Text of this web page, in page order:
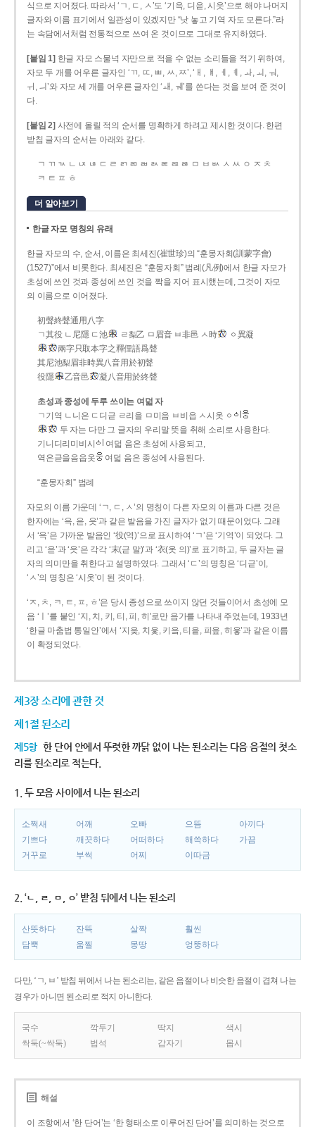
식으로 지어졌다. 따라서 ‘ㄱ, ㄷ, ㅅ’도 ‘기윽, 디읃, 시읏’으로 해야 나머지
글자와 이름 표기에서 일관성이 있겠지만 “낫 놓고 기역 자도 모른다.”라
는 속담에서처럼 전통적으로 쓰여 온 것이므로 그대로 유지하였다.
[붙임 1] 한글 자모 스물넉 자만으로 적을 수 없는 소리들을 적기 위하여,
자모 두 개를 어우른 글자인 ‘ㄲ, ㄸ, ㅃ, ㅆ, ㅉ’, ‘ㅐ, ㅒ, ㅔ, ㅖ, ㅘ, ㅚ, ㅝ,
ㅟ, ㅢ’와 자모 세 개를 어우른 글자인 ‘ㅙ, ㅞ’를 쓴다는 것을 보여 준 것이
다.
[붙임 2] 사전에 올릴 적의 순서를 명확하게 하려고 제시한 것이다. 한편
받침 글자의 순서는 아래와 같다.
ㄱ ㄲ ㄳ ㄴ ㄵ ㄶ ㄷ ㄹ ㄺ ㄻ ㄼ ㄽ ㄾ ㄿ ㅀ ㅁ ㅂ ㅄ ㅅ ㅆ ㅇ ㅈ ㅊ
ㅋ ㅌ ㅍ ㅎ
더 알아보기
한글 자모 명칭의 유래
한글 자모의 수, 순서, 이름은 최세진(崔世珍)의 “훈몽자회(訓蒙字會)
(1527)”에서 비롯한다. 최세진은 “훈몽자회” 범례(凡例)에서 한글 자모가
초성에 쓰인 것과 종성에 쓰인 것을 짝을 지어 표시했는데, 그것이 자모
의 이름으로 이어졌다.
初聲終聲通用八字
ㄱ其役 ㄴ尼隱 ㄷ池
ㄹ梨乙 ㅁ眉音 ㅂ非邑 ㅅ時
ㆁ異凝
兩字只取本字之釋俚語爲聲
其尼池梨眉非時異八音用於初聲
役隱
乙音邑 凝八音用於終聲
초성과 종성에 두루 쓰이는 여덟 자
ㄱ기역 ㄴ니은 ㄷ디귿 ㄹ리을 ㅁ미음 ㅂ비읍 ㅅ시옷 ㆁ
두 자는 다만 그 글자의 우리말 뜻을 취해 소리로 사용한다.
기니디리미비시
여덟 음은 초성에 사용되고,
역은귿을음읍옷
여덟 음은 종성에 사용된다.
“훈몽자회” 범례
자모의 이름 가운데 ‘ㄱ, ㄷ, ㅅ’의 명칭이 다른 자모의 이름과 다른 것은
한자에는 ‘윽, 읃, 읏’과 같은 발음을 가진 글자가 없기 때문이었다. 그래
서 ‘윽’은 가까운 발음인 ‘役(역)’으로 표시하여 ‘ㄱ’은 ‘기역’이 되었다. 그
리고 ‘읃’과 ‘읏’은 각각 ‘末(귿 말)’과 ‘衣(옷 의)’로 표기하고, 두 글자는 글
자의 의미만을 취한다고 설명하였다. 그래서 ‘ㄷ’의 명칭은 ‘디귿’이,
‘ㅅ’의 명칭은 ‘시옷’이 된 것이다.
‘ㅈ, ㅊ, ㅋ, ㅌ, ㅍ, ㅎ’은 당시 종성으로 쓰이지 않던 것들이어서 초성에 모
음 ‘ㅣ’를 붙인 ‘지, 치, 키, 티, 피, 히’로만 음가를 나타내 주었는데, 1933년
‘한글 마춤법 통일안’에서 ‘지읒, 치읓, 키읔, 티읕, 피읖, 히읗’과 같은 이름
이 확정되었다.
제3장 소리에 관한 것
제1절 된소리
제5항 한 단어 안에서 뚜렷한 까닭 없이 나는 된소리는 다음 음절의 첫소
리를 된소리로 적는다.
1. 두 모음 사이에서 나는 된소리
소쩍새 어깨 오빠 으뜸
아끼다
기쁘다
깨끗하다 어떠하다 해쓱하다
가끔
거꾸로
부썩 어찌 이따금
2. ‘ㄴ, ㄹ, ㅁ, ㅇ’ 받침 뒤에서 나는 된소리
산뜻하다 잔뜩 살짝
훨씬
담뿍
움찔 몽땅 엉뚱하다
다만, ‘ㄱ, ㅂ’ 받침 뒤에서 나는 된소리는, 같은 음절이나 비슷한 음절이 겹쳐 나는
경우가 아니면 된소리로 적지 아니한다.
국수 깍두기 딱지
색시
싹둑(~싹둑)
법석 갑자기 몹시
해설
이 조항에서 ‘한 단어’는 ‘한 형태소로 이루어진 단어’를 의미하는 것으로